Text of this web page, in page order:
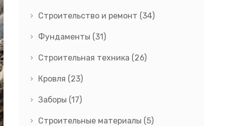
Строительство и ремонт (34)
Фундаменты (31)
Строительная техника (26)
Кровля (23)
Заборы (17)
Строительные материалы (5)